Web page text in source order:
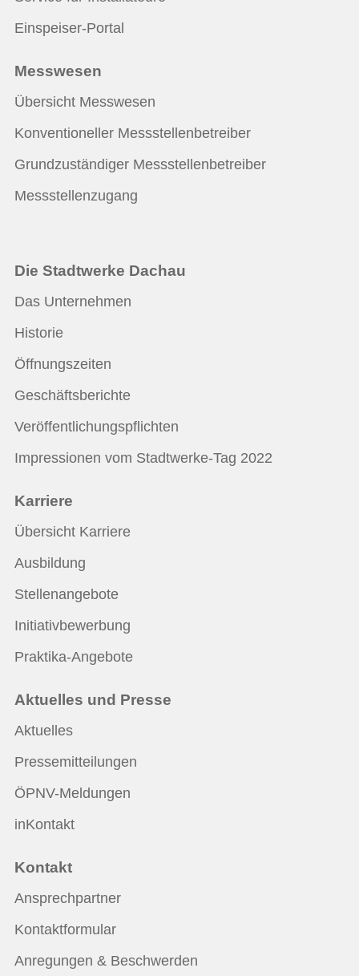
Einspeiser-Portal
Messwesen
Übersicht Messwesen
Konventioneller Messstellenbetreiber
Grundzuständiger Messstellenbetreiber
Messstellenzugang
Die Stadtwerke Dachau
Das Unternehmen
Historie
Öffnungszeiten
Geschäftsberichte
Veröffentlichungspflichten
Impressionen vom Stadtwerke-Tag 2022
Karriere
Übersicht Karriere
Ausbildung
Stellenangebote
Initiativbewerbung
Praktika-Angebote
Aktuelles und Presse
Aktuelles
Pressemitteilungen
ÖPNV-Meldungen
inKontakt
Kontakt
Ansprechpartner
Kontaktformular
Anregungen & Beschwerden